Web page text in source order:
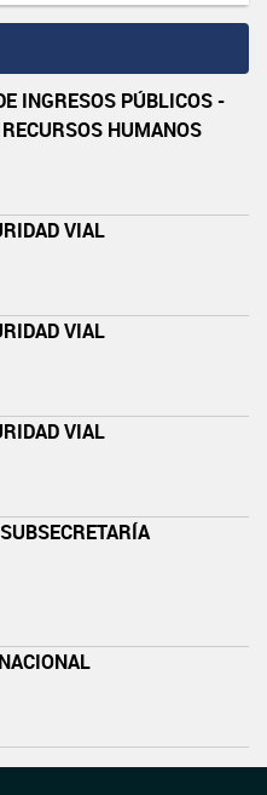
INGRESOS PÚBLICOS -
HUMANOS
VIAL
VIAL
VIAL